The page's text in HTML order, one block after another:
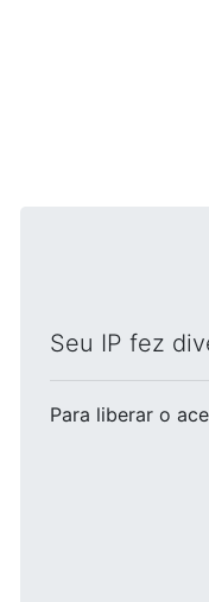
Seu IP fez
Para liberar o